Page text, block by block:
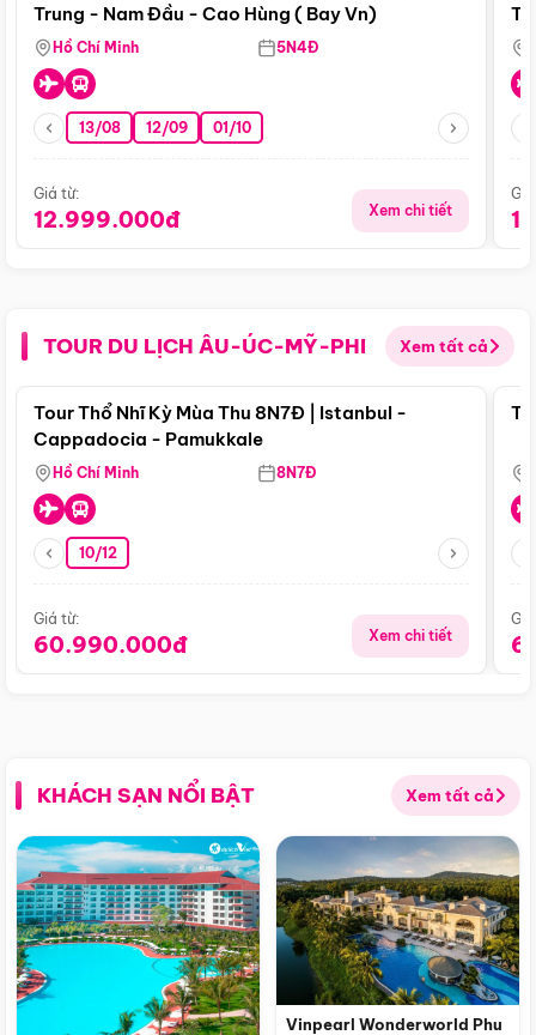
Trung - Nam Đầu - Cao Hùng ( Bay Vn)
Hồ Chí Minh 5N4Đ
13/08 12/09 01/10
Giá từ:
12.999.000đ Xem chi tiết
TOUR DU LỊCH ÂU-ÚC-MỸ-PHI Xem tất cả
Điểm nổi bật
Tour Thổ Nhĩ Kỳ Mùa Thu 8N7Đ | Istanbul -
Cappadocia - Pamukkale
Hồ Chí Minh 8N7Đ
10/12
Giá từ:
60.990.000đ Xem chi tiết
KHÁCH SẠN NỔI BẬT Xem tất cả
Vinpearl Wonderworld Phu